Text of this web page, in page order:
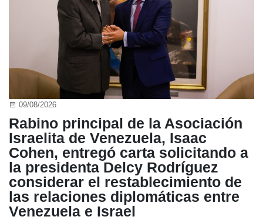
09/08/2026
Rabino principal de la Asociación
Israelita de Venezuela, Isaac
Cohen, entregó carta solicitando a
la presidenta Delcy Rodríguez
considerar el restablecimiento de
las relaciones diplomáticas entre
Venezuela e Israel